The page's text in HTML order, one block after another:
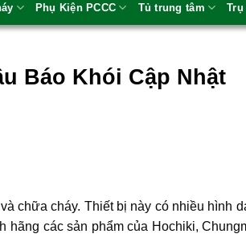
Phụ Kiện PCCC Tủ trung tâm
Báo Khói Cập Nhật
chữa cháy. Thiết bị này có nhiều hình
hãng các sản phẩm của Hochiki,